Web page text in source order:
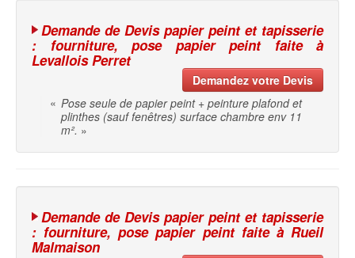
Demande de Devis papier peint et tapisserie
: fourniture, pose papier peint faite à
Levallois Perret
Demandez votre Devis
« Pose seule de papier peint + peinture plafond et
plinthes (sauf fenêtres) surface chambre env 11
m². »
Demande de Devis papier peint et tapisserie
: fourniture, pose papier peint faite à Rueil
Malmaison